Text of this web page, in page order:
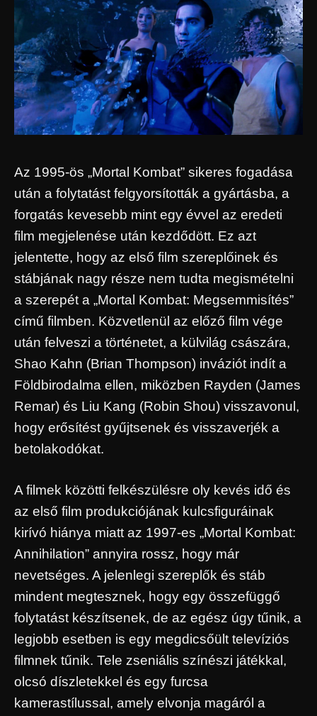
Az 1995-ös „Mortal Kombat” sikeres fogadása
után a folytatást felgyorsították a gyártásba, a
forgatás kevesebb mint egy évvel az eredeti
film megjelenése után kezdődött. Ez azt
jelentette, hogy az első film szereplőinek és
stábjának nagy része nem tudta megismételni
a szerepét a „Mortal Kombat: Megsemmisítés”
című filmben. Közvetlenül az előző film vége
után felveszi a történetet, a külvilág császára,
Shao Kahn (Brian Thompson) inváziót indít a
Földbirodalma ellen, miközben Rayden (James
Remar) és Liu Kang (Robin Shou) visszavonul,
hogy erősítést gyűjtsenek és visszaverjék a
betolakodókat.
A filmek közötti felkészülésre oly kevés idő és
az első film produkciójának kulcsfiguráinak
kirívó hiánya miatt az 1997-es „Mortal Kombat:
Annihilation” annyira rossz, hogy már
nevetséges. A jelenlegi szereplők és stáb
mindent megtesznek, hogy egy összefüggő
folytatást készítsenek, de az egész úgy tűnik, a
legjobb esetben is egy megdicsőült televíziós
filmnek tűnik. Tele zseniális színészi játékkal,
olcsó díszletekkel és egy furcsa
kamerastílussal, amely elvonja magáról a